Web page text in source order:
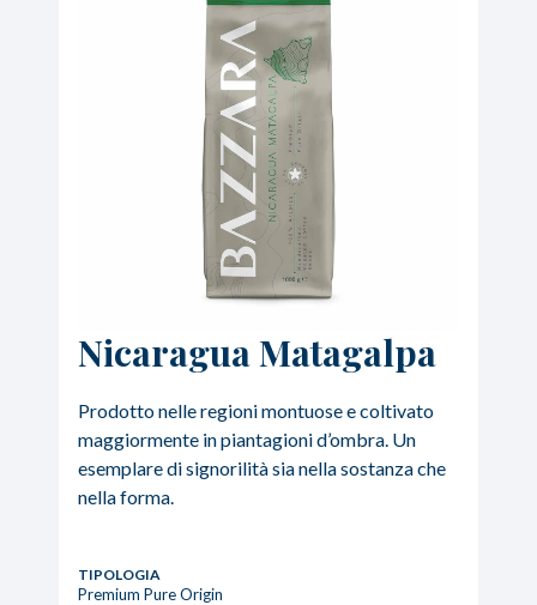
Nicaragua Matagalpa
Prodotto nelle regioni montuose e coltivato
maggiormente in piantagioni d’ombra. Un
esemplare di signorilità sia nella sostanza che
nella forma.
TIPOLOGIA
Premium Pure Origin